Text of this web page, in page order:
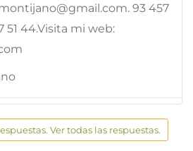
93 457
51 44.Visita mi web:
Ver todas las respuestas.